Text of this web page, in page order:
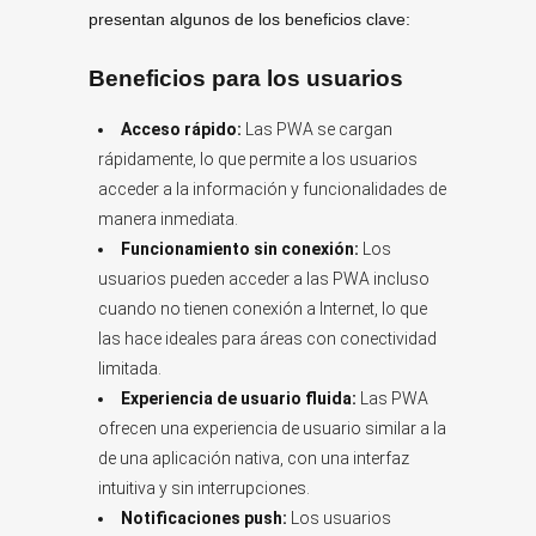
presentan algunos de los beneficios clave:
Beneficios para los usuarios
Acceso rápido: Las PWA se cargan
rápidamente, lo que permite a los usuarios
acceder a la información y funcionalidades de
manera inmediata.
Funcionamiento sin conexión: Los
usuarios pueden acceder a las PWA incluso
cuando no tienen conexión a Internet, lo que
las hace ideales para áreas con conectividad
limitada.
Experiencia de usuario fluida: Las PWA
ofrecen una experiencia de usuario similar a la
de una aplicación nativa, con una interfaz
intuitiva y sin interrupciones.
Notificaciones push: Los usuarios